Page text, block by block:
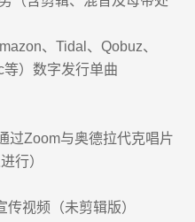
、Tidal 、Qobuz、
等）数字发行单曲
过Zoom与奥德拉代克唱片
行）
视频（未剪辑版）